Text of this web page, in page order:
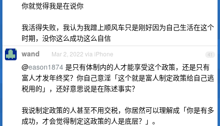
你就觉得我是在说你
我活得失败，我认为我蹭上顺风车只是刚好因为自己生活在这个
时期，没你这么成功这么自信
41
wand Mar 2, 2022 via iPhone
@eason1874 是只有体制内的人才能享受这个政策，还是只有
富人才发年终奖？你自己意淫「这个就是富人制定政策给自己逃
税用的」，还好意思说是在陈述事实？
我说制定政策的人甚至不用交税，你居然可以理解成「你是有多
成功，才会觉得制定这政策的人是底层？」。